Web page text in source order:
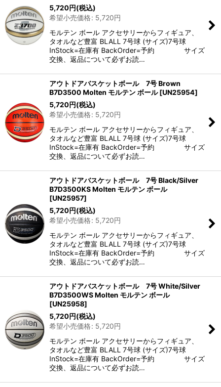
5,720円(税込)
希望小売価格: 5,720円
モルテン ボール アクセサリーからフィギュア、
タオルなど豊富 BLALL 7号球 (サイズ)7号球
InStock=在庫有 BackOrder=予約 サイズ
交換、返品について必ずお読…
アウトドアバスケットボール 7号 Brown
B7D3500 Molten モルテン ボール [UN25954]
5,720円(税込)
希望小売価格: 5,720円
モルテン ボール アクセサリーからフィギュア、
タオルなど豊富 BLALL 7号球 (サイズ)7号球
InStock=在庫有 BackOrder=予約 サイズ
交換、返品について必ずお読…
アウトドアバスケットボール 7号 Black/Silver
B7D3500KS Molten モルテン ボール
[UN25957]
5,720円(税込)
希望小売価格: 5,720円
モルテン ボール アクセサリーからフィギュア、
タオルなど豊富 BLALL 7号球 (サイズ)7号球
InStock=在庫有 BackOrder=予約 サイズ
交換、返品について必ずお読…
アウトドアバスケットボール 7号 White/Silver
B7D3500WS Molten モルテン ボール
[UN25958]
5,720円(税込)
希望小売価格: 5,720円
モルテン ボール アクセサリーからフィギュア、
タオルなど豊富 BLALL 7号球 (サイズ)7号球
InStock=在庫有 BackOrder=予約 サイズ
交換、返品について必ずお読…